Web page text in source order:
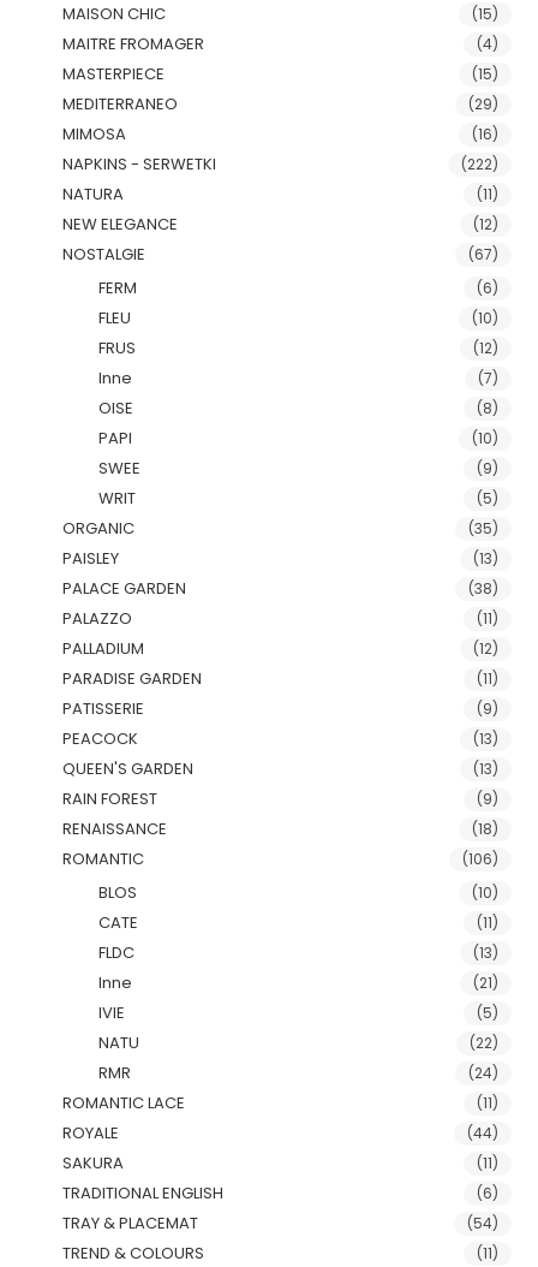
MAISON CHIC (15)
MAITRE FROMAGER (4)
MASTERPIECE (15)
MEDITERRANEO (29)
MIMOSA (16)
NAPKINS - SERWETKI (222)
NATURA (11)
NEW ELEGANCE (12)
NOSTALGIE (67)
FERM (6)
FLEU (10)
FRUS (12)
Inne (7)
OISE (8)
PAPI (10)
SWEE (9)
WRIT (5)
ORGANIC (35)
PAISLEY (13)
PALACE GARDEN (38)
PALAZZO (11)
PALLADIUM (12)
PARADISE GARDEN (11)
PATISSERIE (9)
PEACOCK (13)
QUEEN'S GARDEN (13)
RAIN FOREST (9)
RENAISSANCE (18)
ROMANTIC (106)
BLOS (10)
CATE (11)
FLDC (13)
Inne (21)
IVIE (5)
NATU (22)
RMR (24)
ROMANTIC LACE (11)
ROYALE (44)
SAKURA (11)
TRADITIONAL ENGLISH (6)
TRAY & PLACEMAT (54)
TREND & COLOURS (11)